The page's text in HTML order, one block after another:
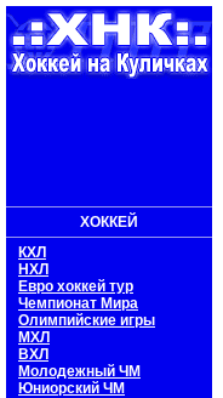
ХОККЕЙ
КХЛ
НХЛ
Евро хоккей тур
Чемпионат Мира
Олимпийские игры
МХЛ
ВХЛ
Молодежный ЧМ
Юниорский ЧМ